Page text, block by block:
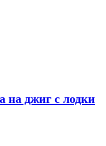
на джиг с лодки